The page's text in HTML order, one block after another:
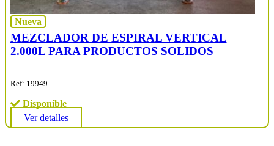
Nueva
MEZCLADOR DE ESPIRAL VERTICAL
2.000L PARA PRODUCTOS SOLIDOS
Ref: 19949
Disponible
Ver detalles